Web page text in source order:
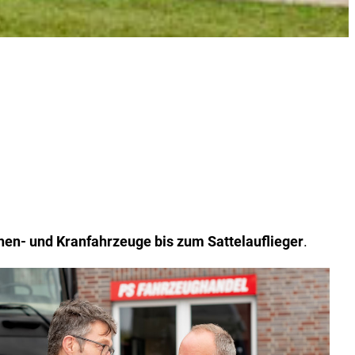
und Kranfahrzeuge bis zum Sattelauflieger.